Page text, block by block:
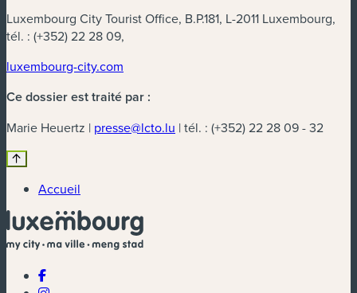
Luxembourg City Tourist Office, B.P.181, L-2011 Luxembourg,
tél. : (+352) 22 28 09,
luxembourg-city.com
Ce dossier est traité par :
Marie Heuertz | presse@lcto.lu | tél. : (+352) 22 28 09 - 32
Accueil